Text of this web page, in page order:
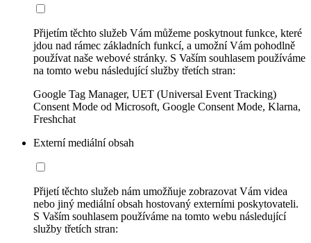
Přijetím těchto služeb Vám můžeme poskytnout funkce, které
jdou nad rámec základních funkcí, a umožní Vám pohodlně
používat naše webové stránky. S Vaším souhlasem používáme
na tomto webu následující služby třetích stran:
Google Tag Manager, UET (Universal Event Tracking)
Consent Mode od Microsoft, Google Consent Mode, Klarna,
Freshchat
Externí mediální obsah
Přijetí těchto služeb nám umožňuje zobrazovat Vám videa
nebo jiný mediální obsah hostovaný externími poskytovateli.
S Vaším souhlasem používáme na tomto webu následující
služby třetích stran: